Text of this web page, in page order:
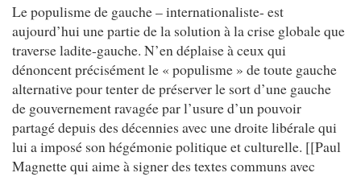
Le populisme de gauche – internationaliste- est
aujourd’hui une partie de la solution à la crise globale que
traverse ladite-gauche. N’en déplaise à ceux qui
dénoncent précisément le « populisme » de toute gauche
alternative pour tenter de préserver le sort d’une gauche
de gouvernement ravagée par l’usure d’un pouvoir
partagé depuis des décennies avec une droite libérale qui
lui a imposé son hégémonie politique et culturelle. [[Paul
Magnette qui aime à signer des textes communs avec